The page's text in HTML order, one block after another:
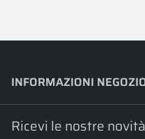
INFORMAZIONI
Ricevi le nostre